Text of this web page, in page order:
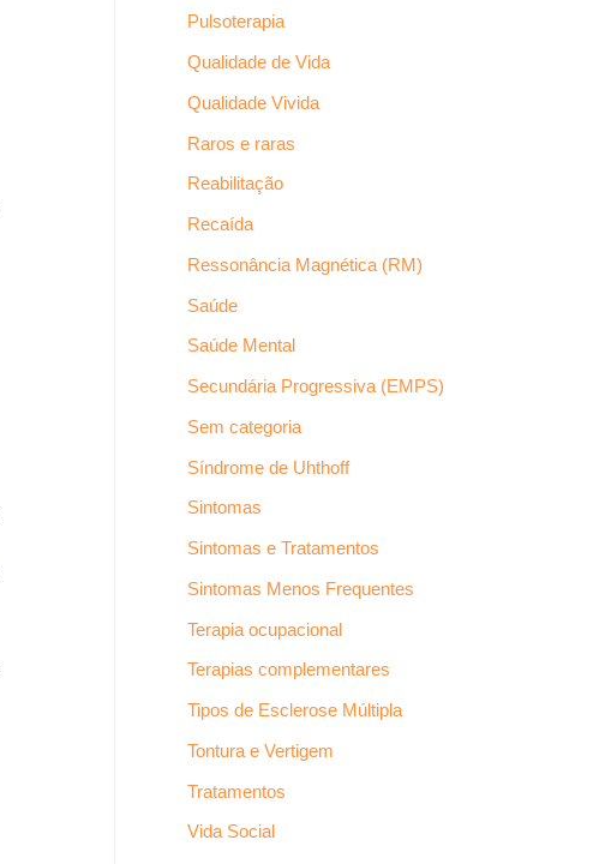
Pulsoterapia
Qualidade de Vida
Qualidade Vivida
Raros e raras
Reabilitação
Recaída
Ressonância Magnética (RM)
Saúde
Saúde Mental
Secundária Progressiva (EMPS)
Sem categoria
Síndrome de Uhthoff
Sintomas
Sintomas e Tratamentos
Sintomas Menos Frequentes
Terapia ocupacional
Terapias complementares
Tipos de Esclerose Múltipla
Tontura e Vertigem
Tratamentos
Vida Social